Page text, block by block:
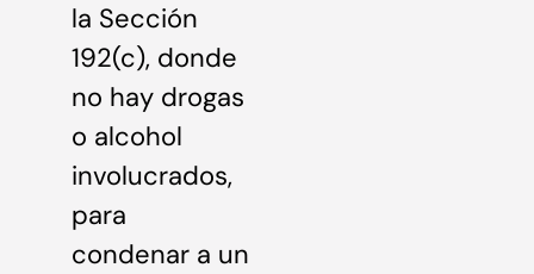
la Sección
192(c), donde
no hay drogas
o alcohol
involucrados,
para
condenar a un